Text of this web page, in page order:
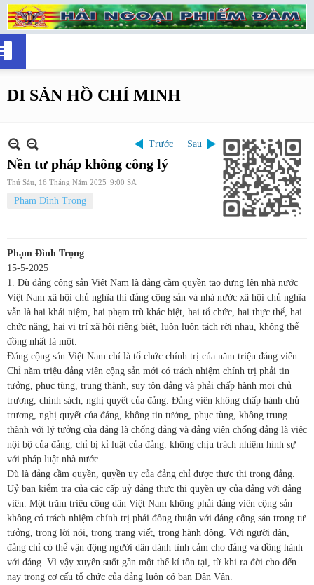
DI SẢN HỒ CHÍ MINH
Trước Sau
Nền tư pháp không công lý
Thứ Sáu, 16 Tháng Năm 2025 9:00 SA
Phạm Đình Trọng
Phạm Đình Trọng
15-5-2025
1. Dù đảng cộng sản Việt Nam là đảng cầm quyền tạo dựng lên nhà nước
Việt Nam xã hội chủ nghĩa thì đảng cộng sản và nhà nước xã hội chủ nghĩa
vẫn là hai khái niệm, hai phạm trù khác biệt, hai tổ chức, hai thực thể, hai
chức năng, hai vị trí xã hội riêng biệt, luôn luôn tách rời nhau, không thể
đồng nhất là một.
Đảng cộng sản Việt Nam chỉ là tổ chức chính trị của năm triệu đảng viên.
Chỉ năm triệu đảng viên cộng sản mới có trách nhiệm chính trị phải tin
tưởng, phục tùng, trung thành, suy tôn đảng và phải chấp hành mọi chủ
trương, chính sách, nghị quyết của đảng. Đảng viên không chấp hành chủ
trương, nghị quyết của đảng, không tin tưởng, phục tùng, không trung
thành với lý tưởng của đảng là chống đảng và đảng viên chống đảng là việc
nội bộ của đảng, chỉ bị kỉ luật của đảng. không chịu trách nhiệm hình sự
với pháp luật nhà nước.
Dù là đảng cầm quyền, quyền uy của đảng chỉ được thực thi trong đảng.
Uỷ ban kiểm tra của các cấp uỷ đảng thực thi quyền uy của đảng với đảng
viên. Một trăm triệu công dân Việt Nam không phải đảng viên cộng sản
không có trách nhiệm chính trị phải đồng thuận với đảng cộng sản trong tư
tưởng, trong lời nói, trong trang viết, trong hành động. Với người dân,
đảng chỉ có thể vận động người dân dành tình cảm cho đảng và đồng hành
với đảng. Vì vậy xuyên suốt gần một thế kỉ tồn tại, từ khi ra đời cho đến
nay trong cơ cấu tổ chức của đảng luôn có ban Dân Vận.